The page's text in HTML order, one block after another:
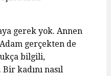
gerek yok. Annen
gerçekten de
bilgili,
kadını nasıl